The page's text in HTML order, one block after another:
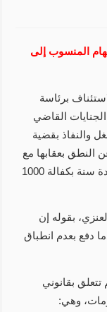
المنسوب إلى
برئاسة
القاضي
سنوات مع الشغل والنفاذ بقضية
النطق بعقابها مع
الزامها بتقديم تعهد بحسن السير والسلوك لمدة سنة بكفالة 1000
بقوله إن
دفع بعدم انطباق
بقانوني
وهي: